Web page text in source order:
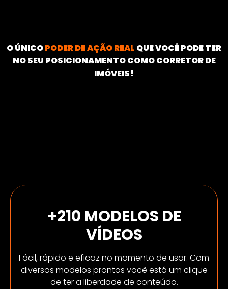
O ÚNICOPODER DE AÇÃO REAL QUE VOCÊ PODE TER
NO SEU POSICIONAMENTO COMO CORRETOR DE
IMÓVEIS!
+210 MODELOS DE
VÍDEOS
Fácil, rápido e eficaz no momento de usar. Com
diversos modelos prontos você está um clique
de ter a liberdade de conteúdo.